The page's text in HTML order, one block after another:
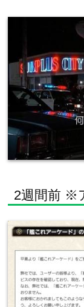
2週間前 ※